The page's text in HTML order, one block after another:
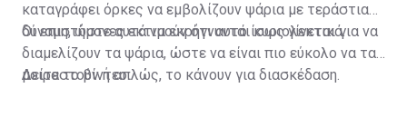
καταγράφει όρκες να εμβολίζουν ψάρια με τεράστια
δύναμη, ώστε αυτά να εκρήγνυνται κυριολεκτικά.
Οι επιστήμονες εκτιμούν ότι αυτό ίσως γίνεται για να
διαμελίζουν τα ψάρια, ώστε να είναι πιο εύκολο να τα
μοιραστούν ή απλώς, το κάνουν για διασκέδαση.
Δείτε το βίντεο: